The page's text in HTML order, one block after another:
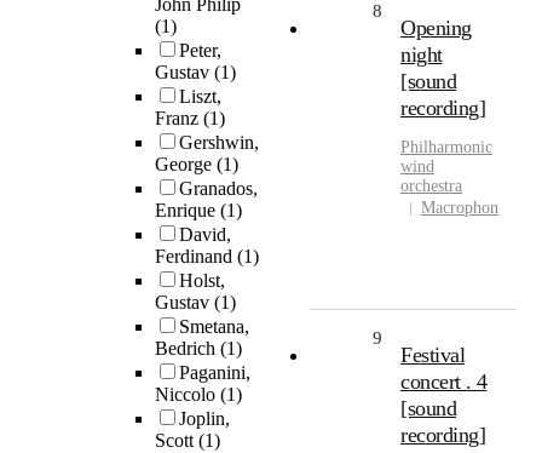
John Philip
(1)
Peter,
Gustav (1)
Liszt,
Franz (1)
Gershwin,
George (1)
Granados,
Enrique (1)
David,
Ferdinand (1)
Holst,
Gustav (1)
Smetana,
Bedrich (1)
Paganini,
Niccolo (1)
Joplin,
Scott(1)
8
Opening
night
[sound
recording]
Philharmonic
wind
orchestra
Macrophon
9
Festival
concert . 4
[sound
recording]